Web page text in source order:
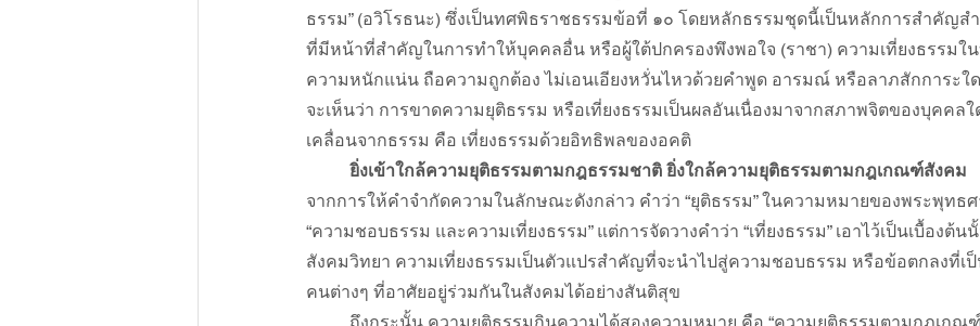
ธรรม” (อวิโรธนะ) ซึ่งเป็นทศพิธราชธรรมข้อที่ ๑๐ โดยหลักธรรมชุดนี้เป็นหลักการสำคัญส
ที่มีหน้าที่สำคัญในการทำให้บุคคลอื่น หรือผู้ใต้ปกครองพึงพอใจ (ราชา) ความเที่ยงธรรมใ
ความหนักแน่น ถือความถูกต้อง ไม่เอนเอียงหวั่นไหวด้วยคำพูด อารมณ์ หรือลาภสักการะใ
จะเห็นว่า การขาดความยุติธรรม หรือเที่ยงธรรมเป็นผลอันเนื่องมาจากสภาพจิตของบุคคล
เคลื่อนจากธรรม คือ เที่ยงธรรมด้วยอิทธิพลของอคติ
ยิ่งเข้าใกล้ความยุติธรรมตามกฎธรรมชาติ ยิ่งใกล้ความยุติธรรมตามกฎเกณฑ์สังคม
จากการให้คำจำกัดความในลักษณะดังกล่าว คำว่า “ยุติธรรม” ในความหมายของพระพุทธ
“ความชอบธรรม และความเที่ยงธรรม” แต่การจัดวางคำว่า “เที่ยงธรรม” เอาไว้เป็นเบื้องต้น
สังคมวิทยา ความเที่ยงธรรมเป็นตัวแปรสำคัญที่จะนำไปสู่ความชอบธรรม หรือข้อตกลงที่เ
คนต่างๆ ที่อาศัยอยู่ร่วมกันในสังคมได้อย่างสันติสุข